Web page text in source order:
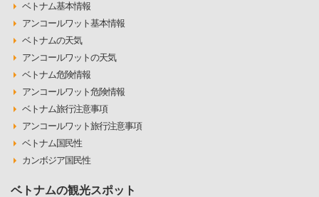
ベトナム基本情報
アンコールワット基本情報
ベトナムの天気
アンコールワットの天気
ベトナム危険情報
アンコールワット危険情報
ベトナム旅行注意事項
アンコールワット旅行注意事項
ベトナム国民性
カンボジア国民性
ベトナムの観光スポット